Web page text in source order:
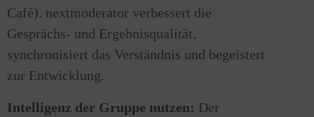
Café). nextmoderator verbessert die
Gesprächs- und Ergebnisqualität,
synchronisiert das Verständnis und begeistert
zur Entwicklung.
Intelligenz der Gruppe nutzen: Der